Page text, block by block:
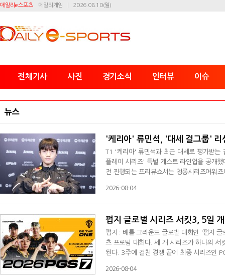
데일리e스포츠 데일리게임 2026.08.10(월)
전체기사 사진 경기소식 인터뷰 이슈
뉴스
'케리아' 류민석, '대세 걸그룹' 리
T1 '케리아' 류민석과 최근 대세로 평가받는
플레이 시리즈' 특별 게스트 라인업을 공개
전 진행되는 프리뷰쇼서는 청룡시리즈어워
센느 리더가 출격한다. 아틀레티코 마드리
2026-08-04
펍지 글로벌 시리즈 서킷3, 5일
펍지 : 배틀 그라운드 글로벌 대회인 '펍지
츠 프로팀 대회다. 세 개 시리즈가 하나의 서
된다. 3주에 걸친 경쟁 끝에 최종 시리즈인
지역 리그를 통해 경쟁력을 입증한 프로팀들
2026-08-04